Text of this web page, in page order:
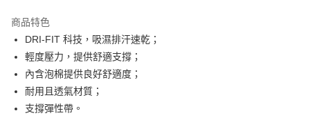
運送方式
全家取貨付款
每筆NT$80，滿NT$599(含以上)免運費
付款後全家取貨
商品特色
DRI-FIT 科技，吸濕排汗速乾；
輕度壓力，提供舒適支撐；
內含泡棉提供良好舒適度；
耐用且透氣材質；
支撐彈性帶。